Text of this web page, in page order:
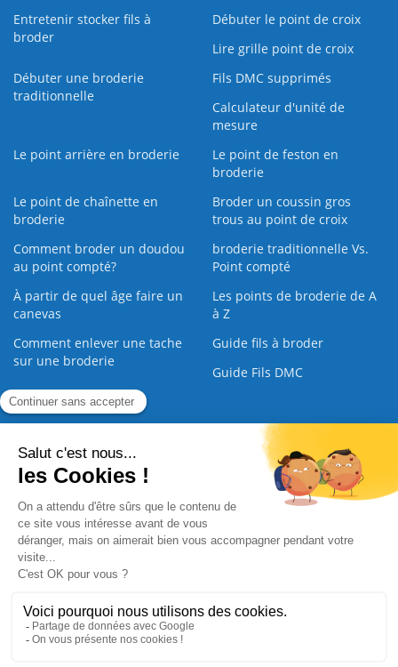
Entretenir stocker fils à
broder
Débuter le point de croix
Lire grille point de croix
Débuter une broderie
traditionnelle
Fils DMC supprimés
Calculateur d'unité de
mesure
Le point arrière en broderie
Le point de feston en
broderie
Le point de chaînette en
broderie
Broder un coussin gros
trous au point de croix
Comment broder un doudou
au point compté?
broderie traditionnelle Vs.
Point compté
À partir de quel âge faire un
canevas
Les points de broderie de A
à Z
Comment enlever une tache
sur une broderie
Guide fils à broder
Guide Fils DMC
Guide de la Broderie
Commande Papier Qui sommes nous Nous contacter |
Paiement sécurisé
2008 - 2026 © CreaMagic. ALL Rights Reserved.